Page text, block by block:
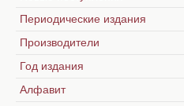
Периодические издания
Производители
Год издания
Алфавит